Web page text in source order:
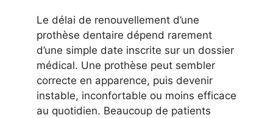
Le délai de renouvellement d’une
prothèse dentaire dépend rarement
d’une simple date inscrite sur un dossier
médical. Une prothèse peut sembler
correcte en apparence, puis devenir
instable, inconfortable ou moins efficace
au quotidien. Beaucoup de patients